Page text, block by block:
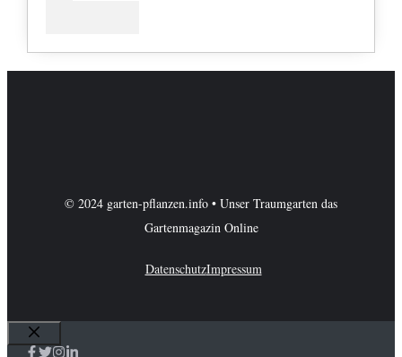
© 2024 garten-pflanzen.info • Unser Traumgarten das
Gartenmagazin Online
DatenschutzImpressum
Schließen